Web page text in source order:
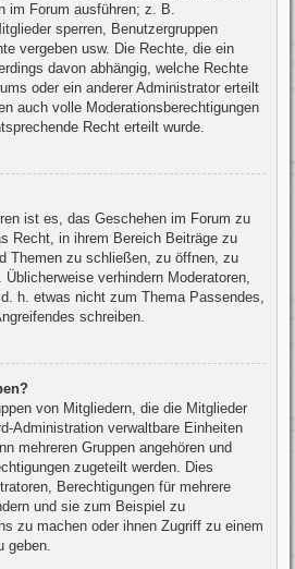
im Forum ausführen; z. B.
sperren, Benutzergruppen
vergeben usw. Die Rechte, die ein
davon abhängig, welche Rechte
oder ein anderer Administrator erteilt
auch volle Moderationsberechtigungen
Recht erteilt wurde.
ist es, das Geschehen im Forum zu
Recht, in ihrem Bereich Beiträge zu
Themen zu schließen, zu öffnen, zu
verhindern Moderatoren,
h. etwas nicht zum Thema Passendes,
schreiben.
von Mitgliedern, die die Mitglieder
Administration verwaltbare Einheiten
mehreren Gruppen angehören und
zugeteilt werden. Dies
Berechtigungen für mehrere
und sie zum Beispiel zu
zu machen oder ihnen Zugriff zu einem
geben.